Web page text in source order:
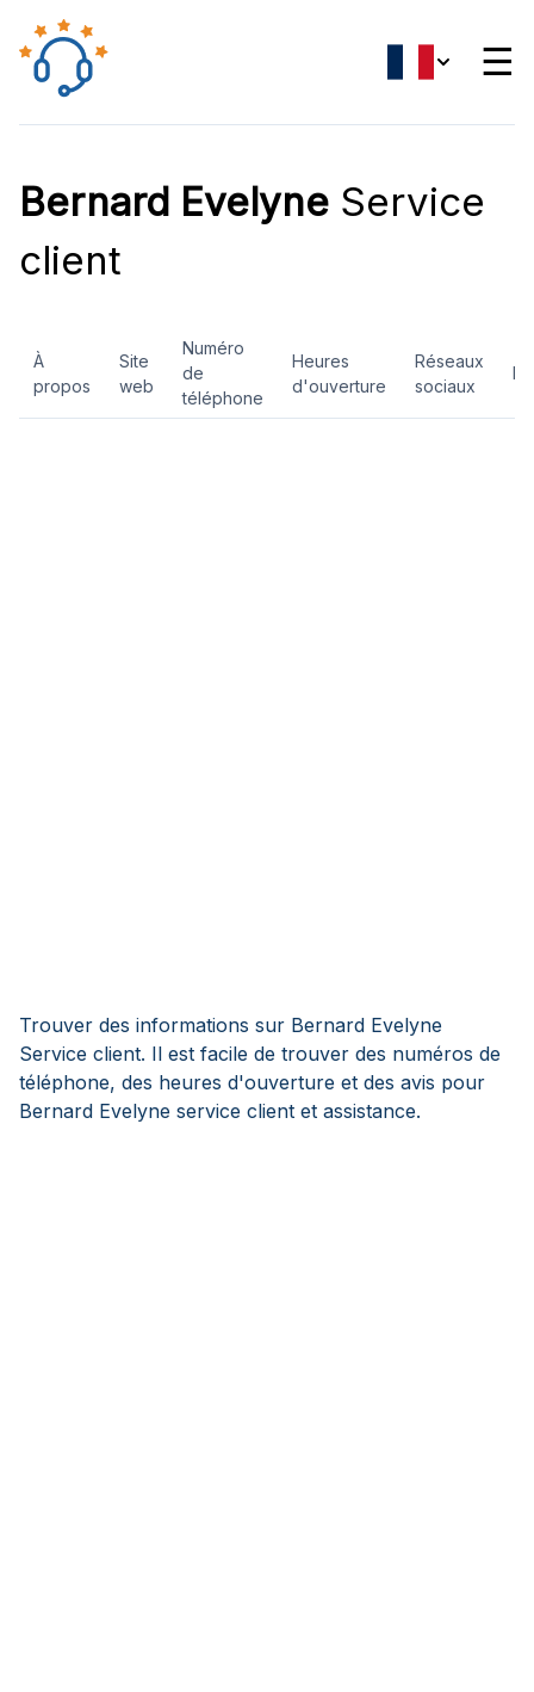
☰
Bernard Evelyne Service
client
À
propos
Site
web
Numéro
de
téléphone
Heures
d'ouverture
Réseaux
sociaux
Trouver des informations sur Bernard Evelyne
Service client. Il est facile de trouver des numéros de
téléphone, des heures d'ouverture et des avis pour
Bernard Evelyne service client et assistance.